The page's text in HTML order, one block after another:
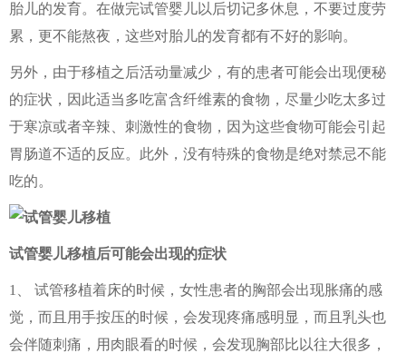
胎儿的发育。在做完试管婴儿以后切记多休息，不要过度劳
累，更不能熬夜，这些对胎儿的发育都有不好的影响。
另外，由于移植之后活动量减少，有的患者可能会出现便秘
的症状，因此适当多吃富含纤维素的食物，尽量少吃太多过
于寒凉或者辛辣、刺激性的食物，因为这些食物可能会引起
胃肠道不适的反应。此外，没有特殊的食物是绝对禁忌不能
吃的。
试管婴儿移植后可能会出现的症状
1、 试管移植着床的时候，女性患者的胸部会出现胀痛的感
觉，而且用手按压的时候，会发现疼痛感明显，而且乳头也
会伴随刺痛，用肉眼看的时候，会发现胸部比以往大很多，